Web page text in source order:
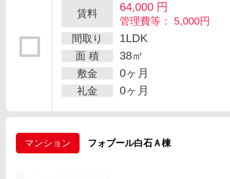
賃料 64,000 円
管理費等： 5,000円
間取り
1LDK
面 積 38㎡
敷金 0ヶ月
礼金 0ヶ月
マンション フォブール白石Ａ棟